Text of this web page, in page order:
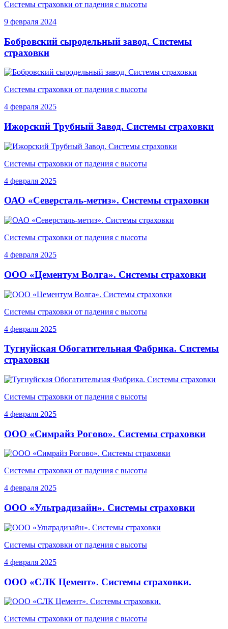
Системы страховки от падения с высоты
9 февраля 2024
Бобровский сыродельный завод. Системы
страховки
Системы страховки от падения с высоты
4 февраля 2025
Ижорский Трубный Завод. Системы страховки
Системы страховки от падения с высоты
4 февраля 2025
ОАО «Северсталь-метиз». Системы страховки
Системы страховки от падения с высоты
4 февраля 2025
ООО «Цементум Волга». Системы страховки
Системы страховки от падения с высоты
4 февраля 2025
Тугнуйская Обогатительная Фабрика. Системы
страховки
Системы страховки от падения с высоты
4 февраля 2025
ООО «Симрайз Рогово». Системы страховки
Системы страховки от падения с высоты
4 февраля 2025
ООО «Ультрадизайн». Системы страховки
Системы страховки от падения с высоты
4 февраля 2025
ООО «СЛК Цемент». Системы страховки.
Системы страховки от падения с высоты